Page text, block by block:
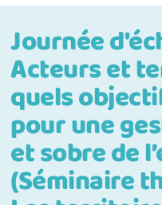
Journée
Acteurs et
quels
pour une
et sobre de
(Séminaire